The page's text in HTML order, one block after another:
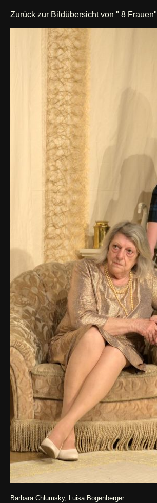
Zurück zur Bildübersicht von " 8 Frauen"
Barbara Chlumsky, Luisa Bogenberger